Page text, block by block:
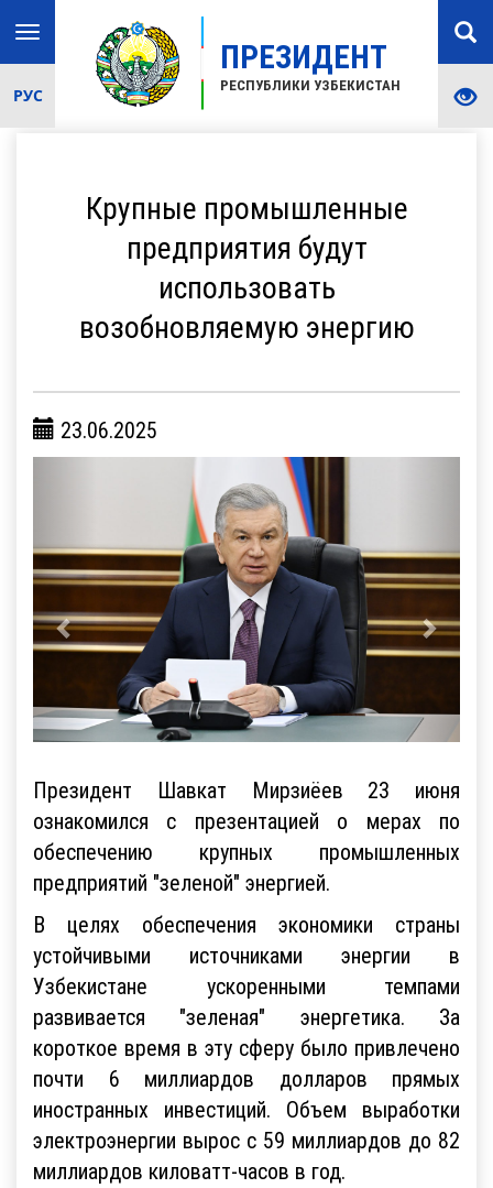
ПРЕЗИДЕНТ
РЕСПУБЛИКИ УЗБЕКИСТАН
Toggle
navigation
РУС
Крупные промышленные
предприятия будут
использовать
возобновляемую энергию
23.06.2025
Президент Шавкат Мирзиёев 23 июня
ознакомился с презентацией о мерах по
обеспечению крупных промышленных
предприятий "зеленой" энергией.
В целях обеспечения экономики страны
устойчивыми источниками энергии в
Узбекистане ускоренными темпами
развивается "зеленая" энергетика. За
короткое время в эту сферу было привлечено
почти 6 миллиардов долларов прямых
иностранных инвестиций. Объем выработки
электроэнергии вырос с 59 миллиардов до 82
миллиардов киловатт-часов в год.